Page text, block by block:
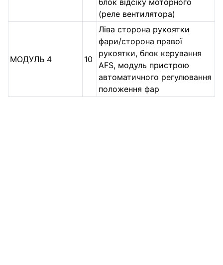
(реле вентилятора)
МОДУЛЬ 4 10
Ліва сторона рукоятки
фари/сторона правої
рукоятки, блок керування
AFS, модуль пристрою
автоматичного регулювання
положення фар